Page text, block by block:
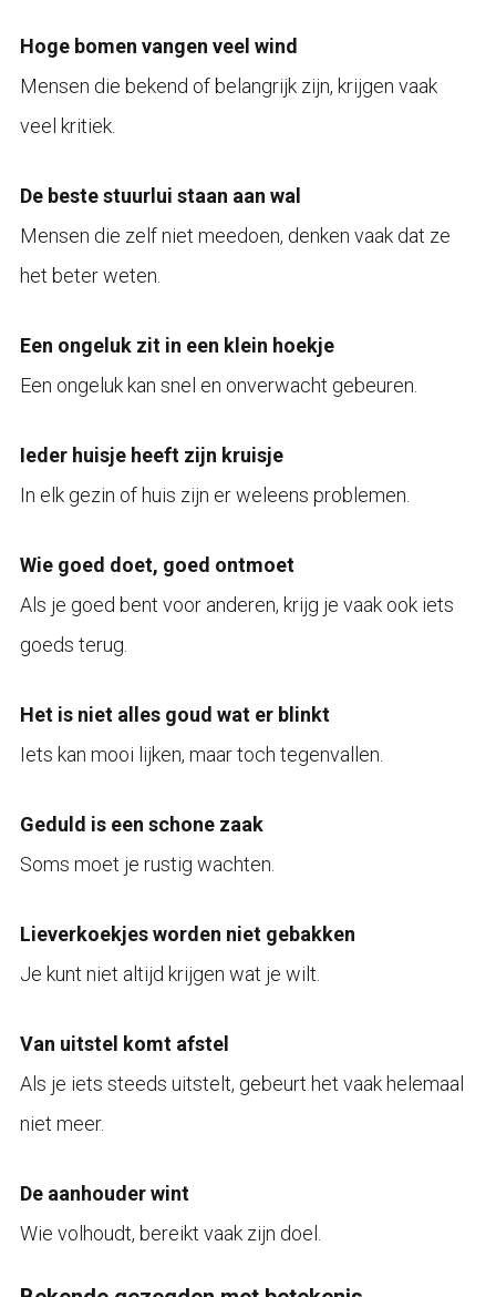
Hoge bomen vangen veel wind
Mensen die bekend of belangrijk zijn, krijgen vaak
veel kritiek.
De beste stuurlui staan aan wal
Mensen die zelf niet meedoen, denken vaak dat ze
het beter weten.
Een ongeluk zit in een klein hoekje
Een ongeluk kan snel en onverwacht gebeuren.
Ieder huisje heeft zijn kruisje
In elk gezin of huis zijn er weleens problemen.
Wie goed doet, goed ontmoet
Als je goed bent voor anderen, krijg je vaak ook iets
goeds terug.
Het is niet alles goud wat er blinkt
Iets kan mooi lijken, maar toch tegenvallen.
Geduld is een schone zaak
Soms moet je rustig wachten.
Lieverkoekjes worden niet gebakken
Je kunt niet altijd krijgen wat je wilt.
Van uitstel komt afstel
Als je iets steeds uitstelt, gebeurt het vaak helemaal
niet meer.
De aanhouder wint
Wie volhoudt, bereikt vaak zijn doel.